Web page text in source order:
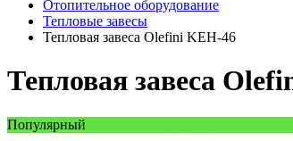
Отопительное оборудование
Тепловые завесы
Тепловая завеса Olefini KEH-46
Тепловая завеса
Популярный